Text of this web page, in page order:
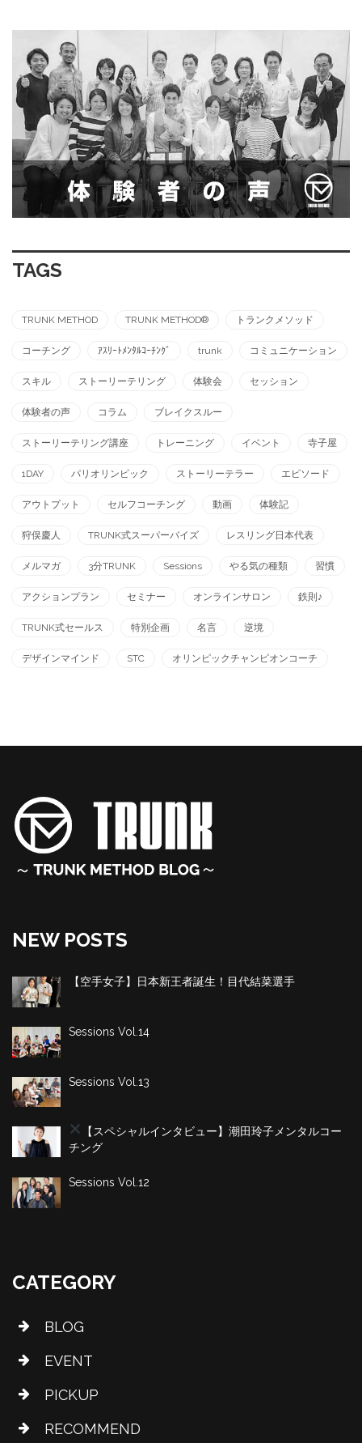
TAGS
TRUNK METHOD TRUNK METHOD®︎ トランクメソッド
コーチング ｱｽﾘｰﾄﾒﾝﾀﾙｺｰﾁﾝｸﾞ trunk コミュニケーション
スキル ストーリーテリング 体験会 セッション
体験者の声 コラム ブレイクスルー
ストーリーテリング講座 トレーニング イベント 寺子屋
1DAY パリオリンピック ストーリーテラー エピソード
アウトプット セルフコーチング 動画 体験記
狩俣慶人 TRUNK式スーパーバイズ レスリング日本代表
メルマガ 3分TRUNK Sessions やる気の種類 習慣
アクションプラン セミナー オンラインサロン 鉄則♪
TRUNK式セールス 特別企画 名言 逆境
デザインマインド STC オリンピックチャンピオンコーチ
NEW POSTS
【空手女子】日本新王者誕生！目代結菜選手
Sessions Vol.14
Sessions Vol.13
【スペシャルインタビュー】潮田玲子メンタルコー
チング
Sessions Vol.12
CATEGORY
BLOG
EVENT
PICKUP
RECOMMEND